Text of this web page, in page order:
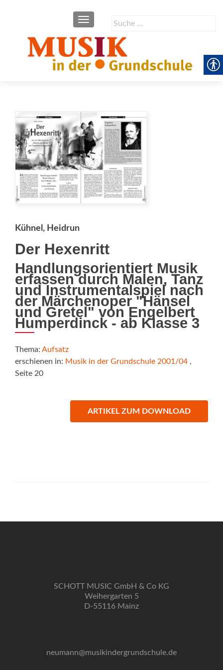
Suche
SCHALTE NAVIGATION
Kühnel, Heidrun
Der Hexenritt
Handlungsorientiert Musik
erfassen durch Malen, Tanz
und Instrumentalspiel nach
der Märchenoper "Hänsel
und Gretel" von Engelbert
Humperdinck - ab Klasse 3
Thema: Aufsatz
erschienen in: Musik in der Grundschule 2001/04 ,
Seite 20
ARTIKEL ZUM DOWNLOAD
SCHOTT MUSIC GmbH & Co KG
Weihergarten 5
D-55116 Mainz
neumann@musikindergrundschule.de